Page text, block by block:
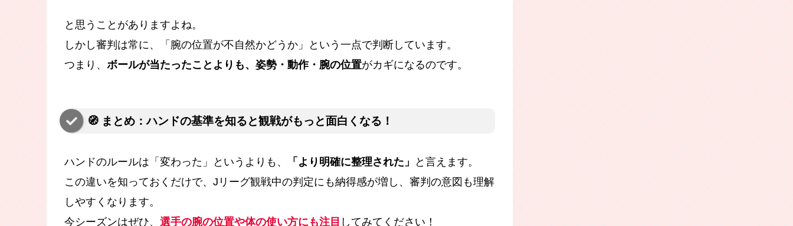
と思うことがありますよね。
しかし審判は常に、「腕の位置が不自然かどうか」という一点で判断しています。
つまり、 ボールが当たったことよりも、姿勢・動作・腕の位置がカギになるのです。
🧭 まとめ：ハンドの基準を知ると観戦がもっと面白くなる！
ハンドのルールは「変わった」というよりも、 「より明確に整理された」
と言えます。
この違いを知っておくだけで、Jリーグ観戦中の判定にも納得感が増し、審判の意図も理解
しやすくなります。
今シーズンはぜひ、 選手の腕の位置や体の使い方にも注目 してみてください！